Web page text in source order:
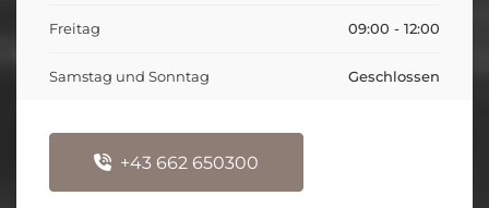
Freitag 09:00 - 12:00
Samstag und Sonntag Geschlossen
+43 662 650300